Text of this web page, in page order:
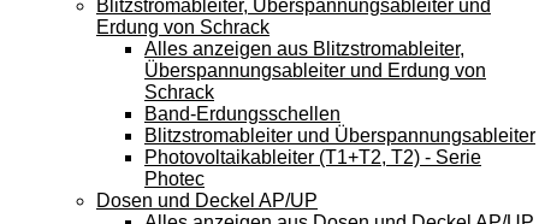
Blitzstromableiter, Überspannungsableiter und
Erdung von Schrack
Alles anzeigen aus Blitzstromableiter,
Überspannungsableiter und Erdung von
Schrack
Band-Erdungsschellen
Blitzstromableiter und Überspannungsableiter
Photovoltaikableiter (T1+T2, T2) - Serie
Photec
Dosen und Deckel AP/UP